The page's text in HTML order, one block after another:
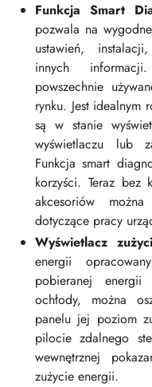
Funkcja Smart
pozwala na
ustawień,
innych
powszechnie
rynku. Jest idealnym
są w stanie
wyświetlaczu lub
Funkcja smart
korzyści. Teraz bez
akcesoriów
dotyczące pracy
Wyświetlacz
energii
pobieranej energii
ochłody, można
panelu jej poziom
pilocie zdalnego
wewnętrznej
zużycie energii.